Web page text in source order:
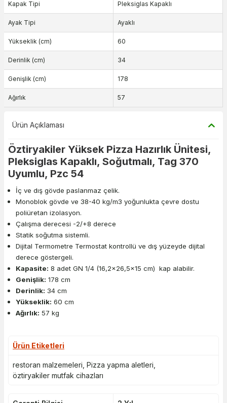
Kapak Tipi Pleksiglas Kapaklı
Ayak Tipi Ayaklı
Yükseklik (cm) 60
Derinlik (cm) 34
Genişlik (cm) 178
Ağırlık 57
Ürün Açıklaması
Öztiryakiler Yüksek Pizza Hazırlık Ünitesi,
Pleksiglas Kapaklı, Soğutmalı, Tag 370
Uyumlu, Pzc 54
İç ve dış gövde paslanmaz çelik.
Monoblok gövde ve 38-40 kg/m3 yoğunlukta çevre dostu
poliüretan izolasyon.
Çalışma derecesi -2/+8 derece
Statik soğutma sistemli.
Dijital Termometre Termostat kontrollü ve dış yüzeyde dijital
derece göstergeli.
Kapasite: 8 adet GN 1/4 (16,2x26,5x15 cm) kap alabilir.
Genişlik: 178 cm
Derinlik: 34 cm
Yükseklik: 60 cm
Ağırlık: 57 kg
Ürün Etiketleri
restoran malzemeleri Pizza yapma aletleri
öztiryakiler mutfak cihazları